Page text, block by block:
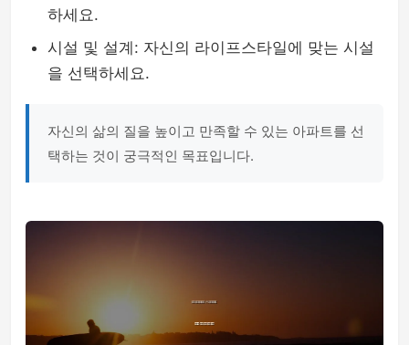
하세요.
시설 및 설계: 자신의 라이프스타일에 맞는 시설
을 선택하세요.
자신의 삶의 질을 높이고 만족할 수 있는 아파트를 선
택하는 것이 궁극적인 목표입니다.